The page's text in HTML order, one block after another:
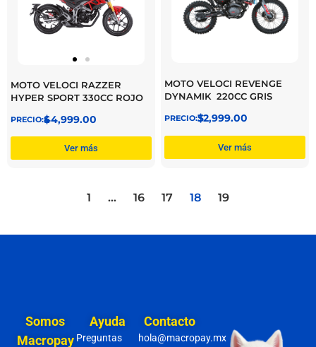
MOTO VELOCI RAZZER
HYPER SPORT 330CC ROJO
$
44,999.00
Ver más
MOTO VELOCI REVENGE
DYNAMIK 220CC GRIS
$
32,999.00
Ver más
1 … 16 17 18 19
Somos
Macropay
Ayuda
Preguntas
Contacto
hola@macropay.mx